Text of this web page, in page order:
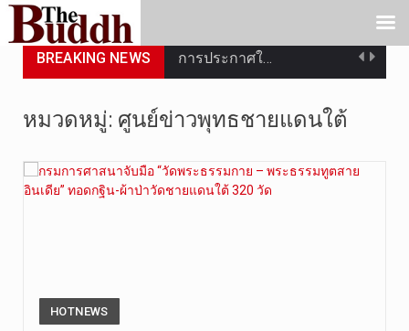
BREAKING NEWS การประกาศใ…
วันที่ 4 ส…
หมวดหมู่: ศูนย์ข่าวพุทธชายแดนใต้
HOTNEWS